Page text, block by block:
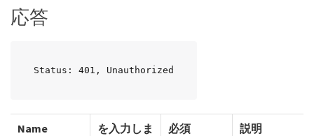
応答
Status: 401, Unauthorized
Name
を入力しま
必須 説明